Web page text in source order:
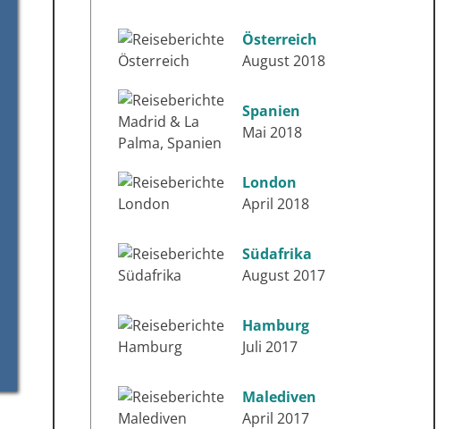
Österreich
August 2018
Spanien
Mai 2018
London
April 2018
Südafrika
August 2017
Hamburg
Juli 2017
Malediven
April 2017